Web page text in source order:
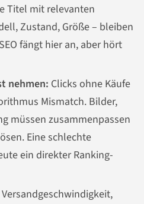
Titel mit relevanten
Zustand, Größe – bleiben
fängt hier an, aber hört
nehmen: Clicks ohne Käufe
Mismatch. Bilder,
müssen zusammenpassen
Eine schlechte
ein direkter Ranking-
Versandgeschwindigkeit,